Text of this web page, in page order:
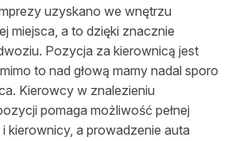
uzyskano we wnętrzu
miejsca, a to dzięki znacznie
Pozycja za kierownicą jest
to nad głową mamy nadal sporo
Kierowcy w znalezieniu
pomaga możliwość pełnej
kierownicy, a prowadzenie auta